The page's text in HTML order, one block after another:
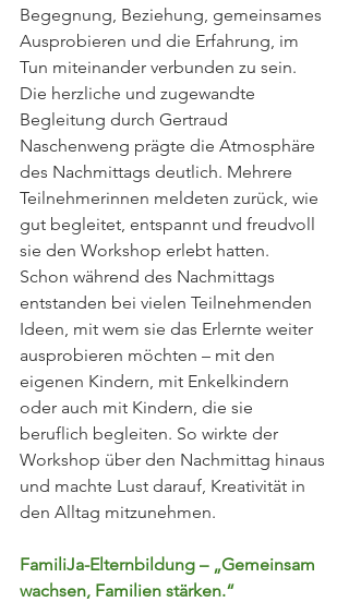
Begegnung, Beziehung, gemeinsames
Ausprobieren und die Erfahrung, im
Tun miteinander verbunden zu sein.
Die herzliche und zugewandte
Begleitung durch Gertraud
Naschenweng prägte die Atmosphäre
des Nachmittags deutlich. Mehrere
Teilnehmerinnen meldeten zurück, wie
gut begleitet, entspannt und freudvoll
sie den Workshop erlebt hatten.
Schon während des Nachmittags
entstanden bei vielen Teilnehmenden
Ideen, mit wem sie das Erlernte weiter
ausprobieren möchten – mit den
eigenen Kindern, mit Enkelkindern
oder auch mit Kindern, die sie
beruflich begleiten. So wirkte der
Workshop über den Nachmittag hinaus
und machte Lust darauf, Kreativität in
den Alltag mitzunehmen.
FamiliJa-Elternbildung – „Gemeinsam
wachsen, Familien stärken.“